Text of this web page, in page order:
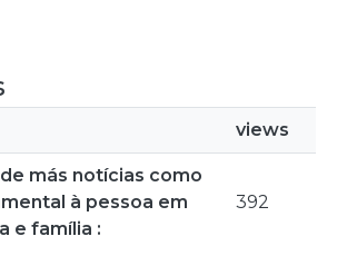
views
más notícias como
à pessoa em
e família :
392